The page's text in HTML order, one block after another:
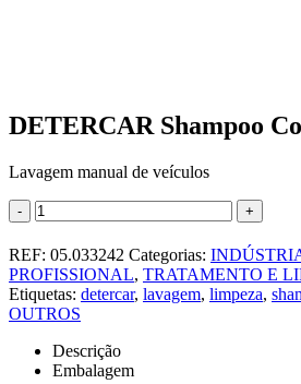
DETERCAR Shampoo
Lavagem manual de veículos
- +
REF: 05.033242 Categorias:
PROFISSIONAL, TRATAMENTO E
Etiquetas: detercar, lavagem, limpeza,
OUTROS
Descrição
Embalagem